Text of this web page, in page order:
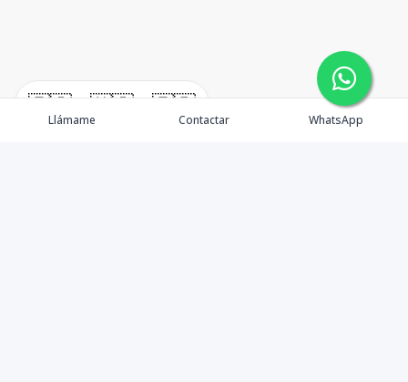
🇪🇸 🇺🇸 🇫🇷
Llámame Contactar WhatsApp